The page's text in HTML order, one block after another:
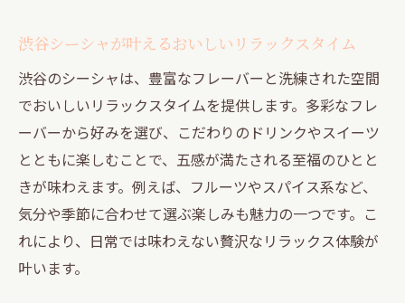
朝から深夜まで使える隠れ家サービス案内
渋谷シーシャは朝から夜まで楽しめる
24時間利用できる隠れ家シーシャ事情
シーシャサービスの営業時間選びのポイン
ト
静かな時間帯に楽しむシーシャの魅力
深夜も安心なシーシャサービスの選び方
おいしいシーシャと隠れ家空間の両立法
渋谷シーシャが叶えるおいしいリラックスタイム
渋谷のシーシャは、豊富なフレーバーと洗練された空間
でおいしいリラックスタイムを提供します。多彩なフレ
ーバーから好みを選び、こだわりのドリンクやスイーツ
とともに楽しむことで、五感が満たされる至福のひとと
きが味わえます。例えば、フルーツやスパイス系など、
気分や季節に合わせて選ぶ楽しみも魅力の一つです。こ
れにより、日常では味わえない贅沢なリラックス体験が
叶います。